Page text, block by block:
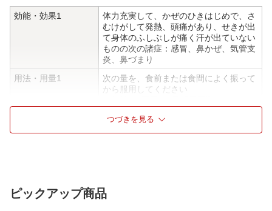
効能・効果1
体力充実して、かぜのひきはじめで、さ
むけがして発熱、頭痛があり、せきが出
て身体のふしぶしが痛く汗が出ていない
ものの次の諸症：感冒、鼻かぜ、気管支
炎、鼻づまり
用法・用量1
次の量を、食前または食間によく振って
から服用してください
15歳未満：服用しないでください
せん
つづきを見る
ピックアップ商品